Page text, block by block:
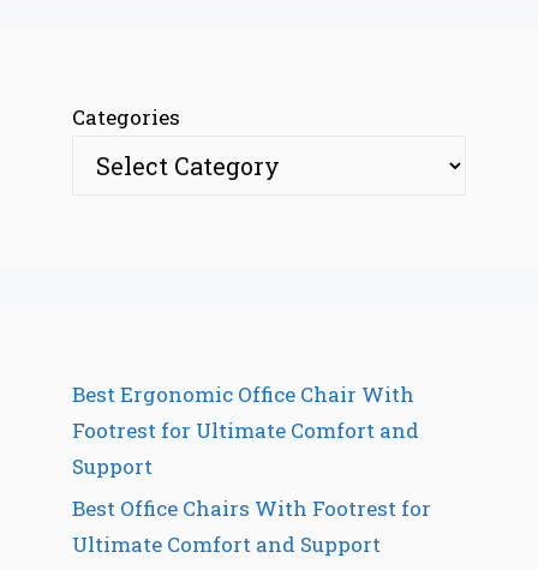
Categories
Best Ergonomic Office Chair With
Footrest for Ultimate Comfort and
Support
Best Office Chairs With Footrest for
Ultimate Comfort and Support